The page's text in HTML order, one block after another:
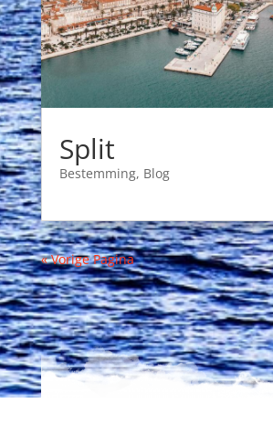
Split
Bestemming, Blog
« Vorige Pagina